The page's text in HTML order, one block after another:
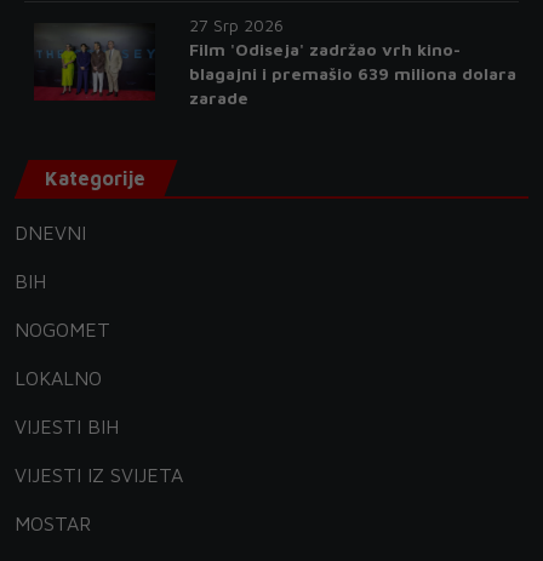
27 Srp 2026
Film 'Odiseja' zadržao vrh kino-
blagajni i premašio 639 miliona dolara
zarade
Kategorije
DNEVNI
BIH
NOGOMET
LOKALNO
VIJESTI BIH
VIJESTI IZ SVIJETA
MOSTAR